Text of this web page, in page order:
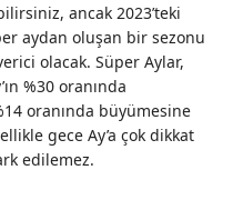
ancak 2023’teki
aydan oluşan bir sezonu
olacak. Süper Aylar,
%30 oranında
oranında büyümesine
gece Ay’a çok dikkat
edilemez.